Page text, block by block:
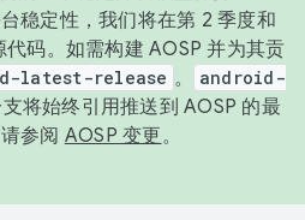
稳定性，我们将在第 2 季度和
码。如需构建 AOSP 并为其贡
latest-release 。
android-
将始终引用推送到 AOSP 的最
参阅 AOSP 变更。